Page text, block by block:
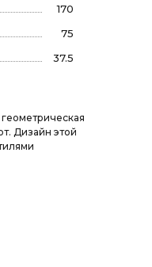
170
75
37.5
Дизайн этой